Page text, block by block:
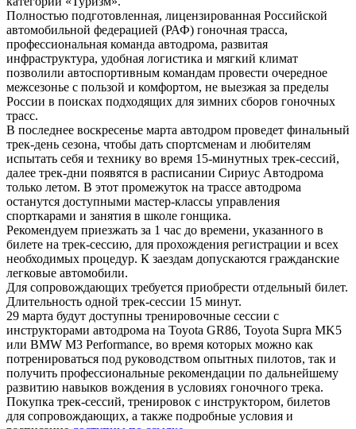
Полностью подготовленная, лицензированная Российской
автомобильной федерацией (РАФ) гоночная трасса,
профессиональная команда автодрома, развитая
инфраструктура, удобная логистика и мягкий климат
позволили автоспортивным командам провести очередное
межсезонье с пользой и комфортом, не выезжая за пределы
России в поисках подходящих для зимних сборов гоночных
трасс.
В последнее воскресенье марта автодром проведет финальный
трек-день сезона, чтобы дать спортсменам и любителям
испытать себя и технику во время 15-минутных трек-сессий,
далее трек-дни появятся в расписании Сириус Автодрома
только летом. В этот промежуток на трассе автодрома
останутся доступными мастер-классы управления
спорткарами и занятия в школе гонщика.
Рекомендуем приезжать за 1 час до времени, указанного в
билете на трек-сессию, для прохождения регистрации и всех
необходимых процедур. К заездам допускаются гражданские
легковые автомобили.
Для сопровождающих требуется приобрести отдельный билет.
Длительность одной трек-сессии 15 минут.
29 марта будут доступны тренировочные сессии с
инструкторами автодрома на Toyota GR86, Toyota Supra MK5
или BMW M3 Performance, во время которых можно как
потренироваться под руководством опытных пилотов, так и
получить профессиональные рекомендации по дальнейшему
развитию навыков вождения в условиях гоночного трека.
Покупка трек-сессий, тренировок с инструктором, билетов
для сопровождающих, а также подробные условия и